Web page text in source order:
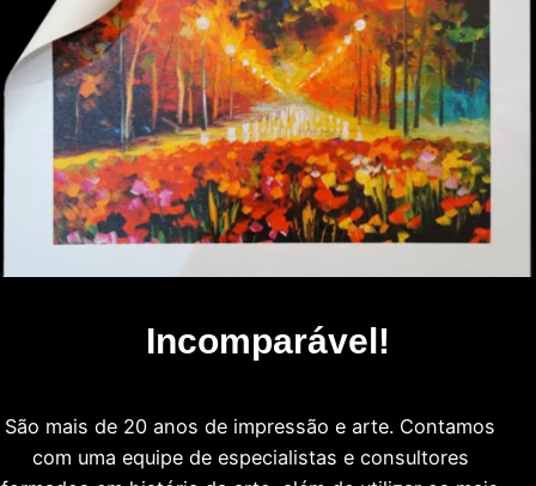
Incomparável!
São mais de 20 anos de impressão e arte. Contamos
com uma equipe de especialistas e consultores